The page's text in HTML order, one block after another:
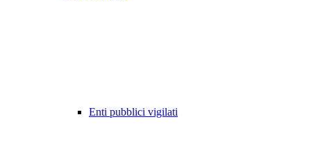
Enti pubblici vigilati